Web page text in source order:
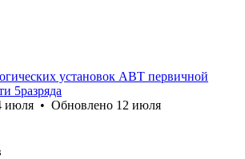
установок АВТ первичной
5разряда
июля • Обновлено 12 июля